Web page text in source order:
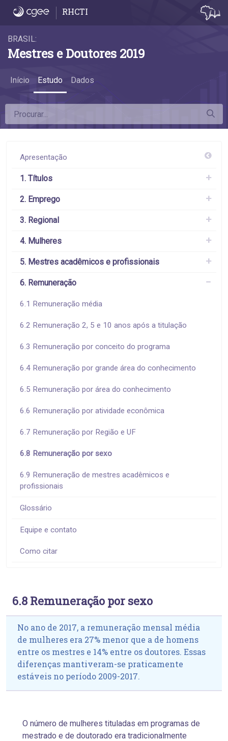
6.8 Remuneração por sexo - 6.8
RHCTI
BRASIL:
Mestres e Doutores 2019
Início Estudo Dados
Apresentação
1. Títulos
2. Emprego
3. Regional
4. Mulheres
5. Mestres acadêmicos e profissionais
6. Remuneração
6.1 Remuneração média
6.2 Remuneração 2, 5 e 10 anos após a titulação
6.3 Remuneração por conceito do programa
6.4 Remuneração por grande área do conhecimento
6.5 Remuneração por área do conhecimento
6.6 Remuneração por atividade econômica
6.7 Remuneração por Região e UF
6.8 Remuneração por sexo
6.9 Remuneração de mestres acadêmicos e
profissionais
Glossário
Equipe e contato
Como citar
6.8 Remuneração por sexo
No ano de 2017, a remuneração mensal média
de mulheres era 27% menor que a de homens
entre os mestres e 14% entre os doutores. Essas
diferenças mantiveram-se praticamente
estáveis no período 2009-2017.
O número de mulheres tituladas em programas de
mestrado e de doutorado era tradicionalmente